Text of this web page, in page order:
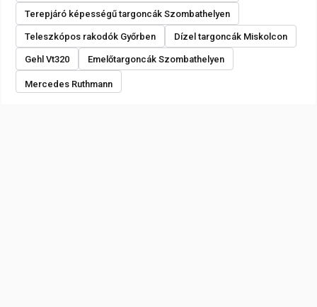
Terepjáró képességű targoncák Szombathelyen
Teleszkópos rakodók Győrben Dízel targoncák Miskolcon
Gehl Vt320 Emelőtargoncák Szombathelyen
Mercedes Ruthmann